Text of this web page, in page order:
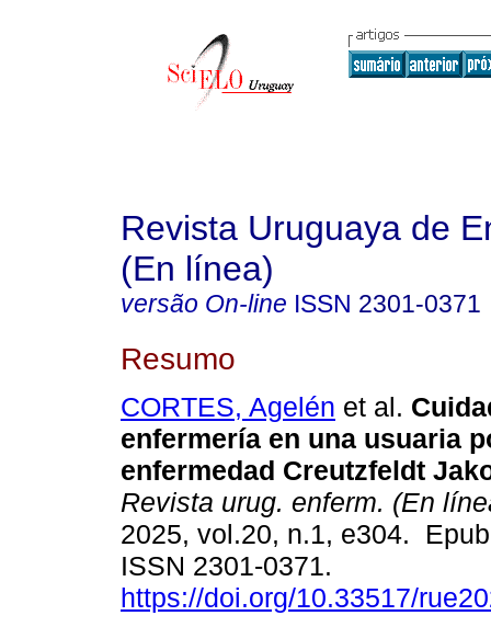
Revista Uruguaya de
(En línea)
versão On-line ISSN 2301-0371
Resumo
CORTES, Agelén et al.
enfermería en una usuaria
enfermedad Creutzfeldt
Revista urug. enferm. (En
2025, vol.20, n.1, e304.
ISSN 2301-0371.
https://doi.org/10.33517/